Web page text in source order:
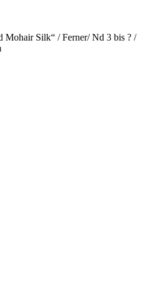
Mohair Silk“ / Ferner/ Nd 3 bis ? /